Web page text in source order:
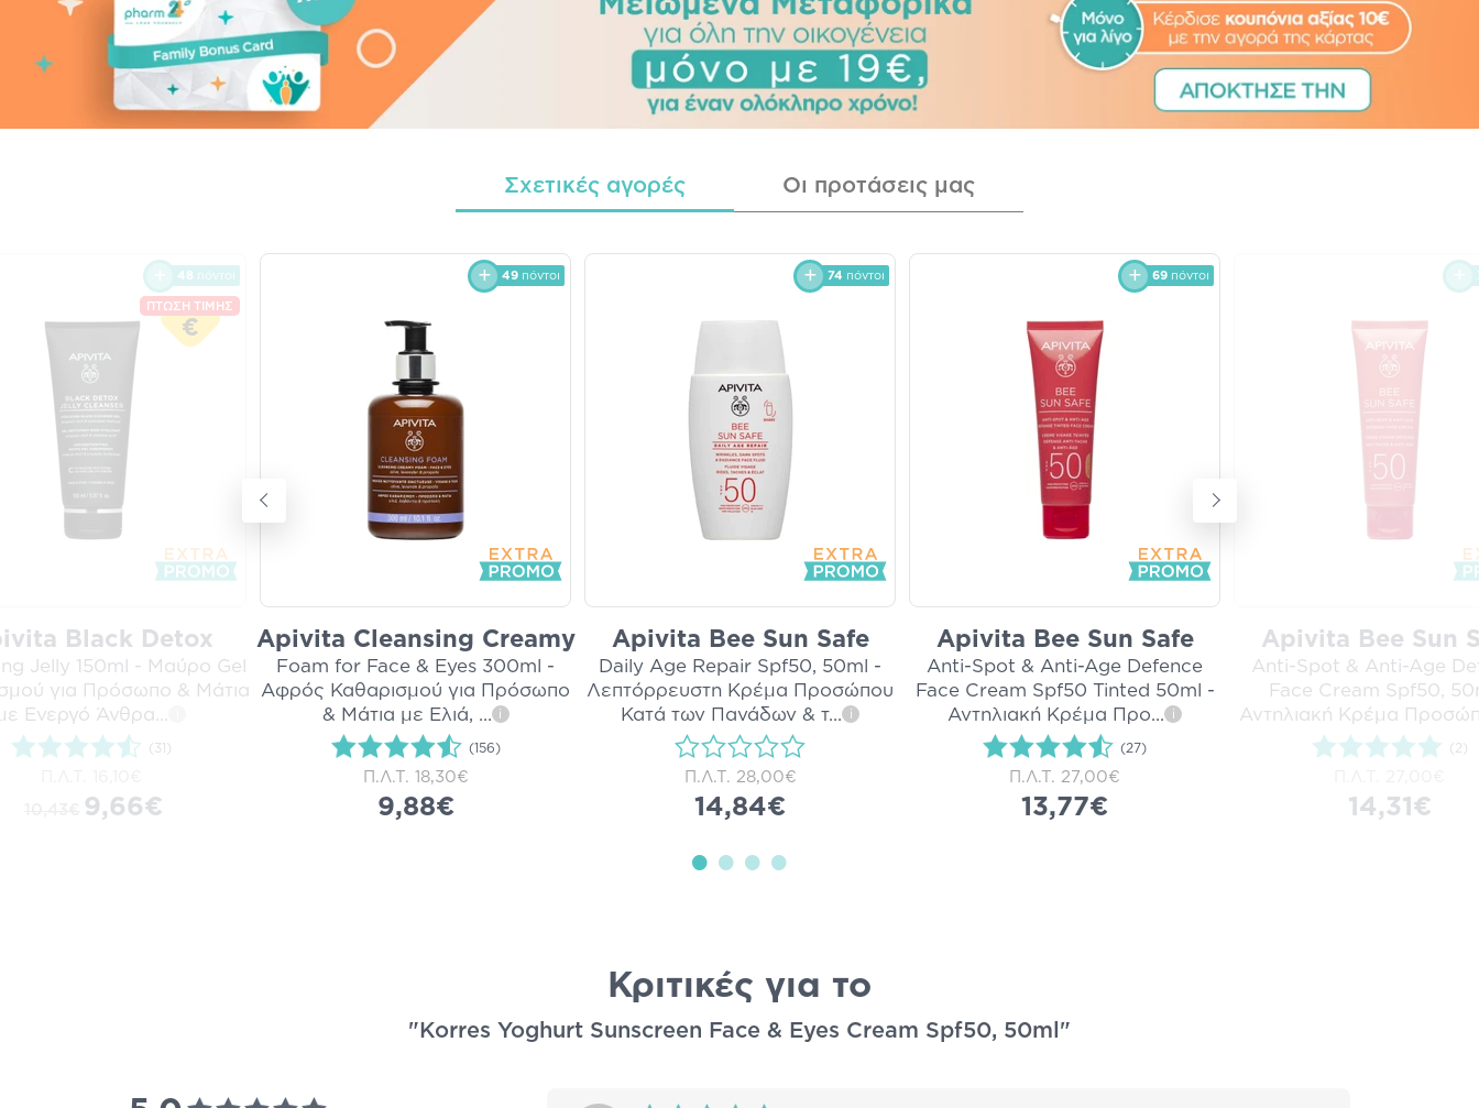
Σχετικές αγορές Οι προτάσεις μας
48 πόντοι
ΠΤΩΣΗ ΤΙΜΗΣ
€
Black Detox
Jelly 150ml - Μαύρο Gel
για Πρόσωπο & Μάτια
Ενεργό Άνθρα
(31)
9,66€
49 πόντοι
Apivita Cleansing Creamy
Foam for Face & Eyes 300ml -
Αφρός Καθαρισμού για Πρόσωπο
& Μάτια με Ελιά, ... i
(156)
Π.Λ.Τ. 18,30€
9,88€
74 πόντοι
Apivita Bee Sun Safe
Daily Age Repair Spf50, 50ml -
Λεπτόρρευστη Κρέμα Προσώπου
Κατά των Πανάδων & τ... i
Π.Λ.Τ. 28,00€
14,84€
69 πόντοι
Apivita Bee Sun Safe
Anti-Spot & Anti-Age Defence
Face Cream Spf50 Tinted 50ml -
Αντηλιακή Κρέμα Προ... i
(27)
Π.Λ.Τ. 27,00€
13,77€
Apivita Bee Sun
Anti-Spot & Anti-Age
Face Cream Spf50,
Αντηλιακή Κρέμα
(2)
14,31€
Κριτικές για το
"Korres Yoghurt Sunscreen Face & Eyes Cream Spf50, 50ml"